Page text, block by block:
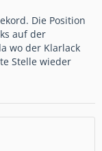
Die Position
auf der
wo der Klarlack
Stelle wieder